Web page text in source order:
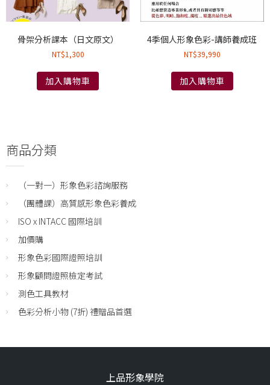
骨架分析課本（日文原文）
NT$1,300
加入購物車
4季個人形象色彩-講師養成班
NT$39,990
加入購物車
商品分類
（一對一）形象色彩諮詢服務
（團體課）高質感形象色彩養成
ISO x INTACC 國際培訓
加價購
形象色彩國際證照培訓
形象顧問證照檢定考試
測色工具教材
色彩分析小物 (7折) 禮贈品首選
上品形象學院